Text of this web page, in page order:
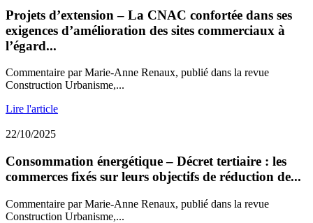
Projets d’extension – La CNAC confortée dans ses
exigences d’amélioration des sites commerciaux à
l’égard...
Commentaire par Marie-Anne Renaux, publié dans la revue
Construction Urbanisme,...
Lire l'article
22/10/2025
Consommation énergétique – Décret tertiaire : les
commerces fixés sur leurs objectifs de réduction de...
Commentaire par Marie-Anne Renaux, publié dans la revue
Construction Urbanisme,...